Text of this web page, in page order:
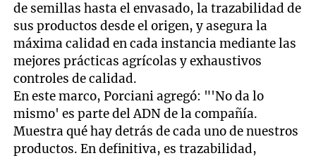
de semillas hasta el envasado, la trazabilidad de
sus productos desde el origen, y asegura la
máxima calidad en cada instancia mediante las
mejores prácticas agrícolas y exhaustivos
controles de calidad.
En este marco, Porciani agregó: "'No da lo
mismo' es parte del ADN de la compañía.
Muestra qué hay detrás de cada uno de nuestros
productos. En definitiva, es trazabilidad,